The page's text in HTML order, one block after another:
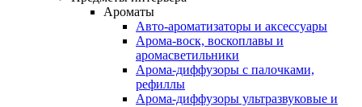
Ароматы
Авто-ароматизаторы и аксессуары
Арома-воск, воскоплавы и
аромасветильники
Арома-диффузоры с палочками,
рефиллы
Арома-диффузоры ультразвуковые и